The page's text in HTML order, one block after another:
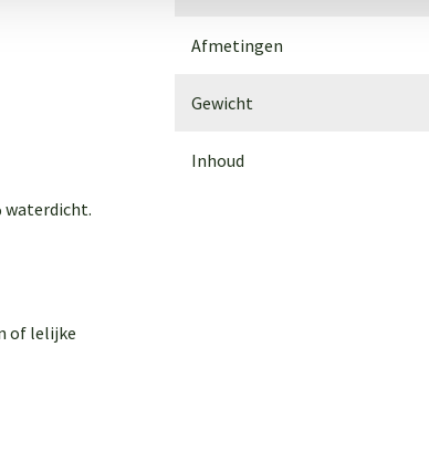
waterdicht.
of lelijke
Afmetingen
Gewicht
Inhoud